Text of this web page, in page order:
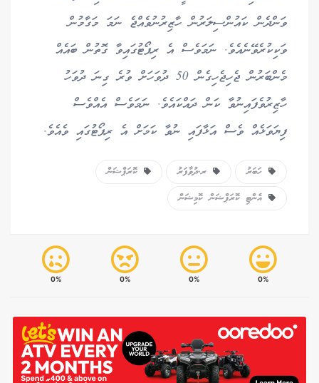
ވަންދެން ކައުންސިލަރުން ހާޒިރުނުވެއްޖެ ނަމަ މަގާމުން
ވަކިކުރެވޭނެއެވެ. ނަމަވެސް އެ ރިޕޯޓުގައިވާ ގޮތުން ބައެއް
މެންބަރުން ޖެހިޖެހިގެން 50 ދުވަހަށް ވުރެ ގިނަ ދުވަހު
ހާޒިރުވެފައިނުވާ ކަން ދައްކައެވެ. ނަމަވެސް އެއްވެސް
ފިޔަވަޅެއް ވެސް އަޅާފައި ނުވާ ކަމަށް އެ ރިޕޯޓުގައި ވެއެވެ.
ހަބަރު ރ.ދުވާފަރު
ކޮރަޕްޝަން
އެންޓި ކޮރަޕްޝަން ކޮމިޝަން
0%
0%
0%
0%